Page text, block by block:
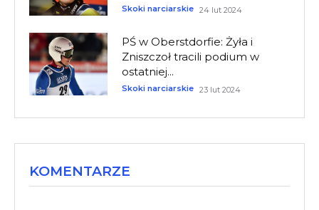
Skoki narciarskie 24 lut 2024
PŚ w Oberstdorfie: Żyła i
Zniszczoł tracili podium w
ostatniej...
Skoki narciarskie 23 lut 2024
KOMENTARZE